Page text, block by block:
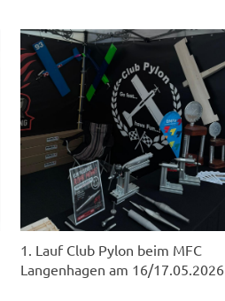
1. Lauf Club Pylon beim MFC
Langenhagen am 16/17.05.2026